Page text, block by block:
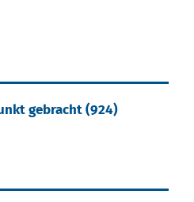
gebracht (924)